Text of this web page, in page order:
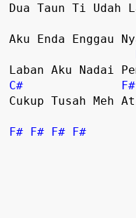
Dua Taun Ti Udah
Aku Enda Enggau
C#
F#
Cukup Tusah Meh
F# F# F# F#